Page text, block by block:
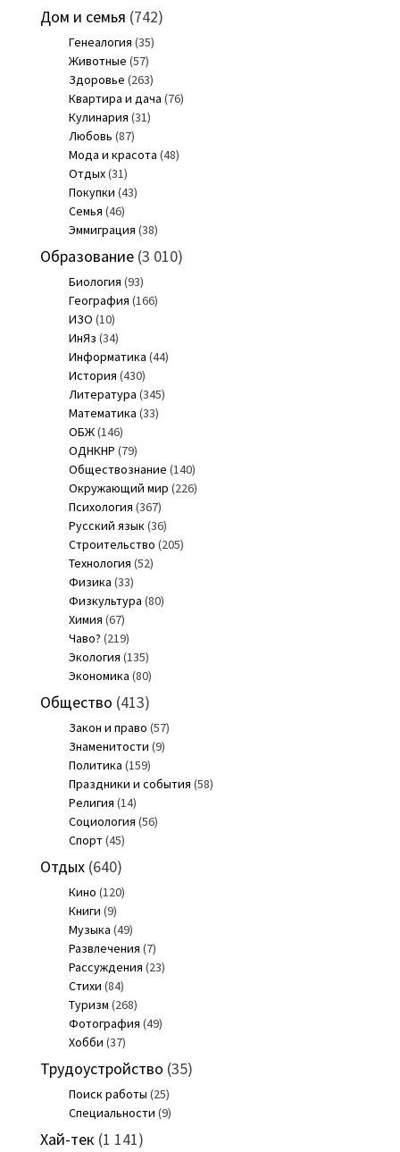
Дом и семья (742)
Генеалогия (35)
Животные (57)
Здоровье (263)
Квартира и дача (76)
Кулинария (31)
Любовь (87)
Мода и красота (48)
Отдых(31)
Покупки (43)
Семья (46)
Эммиграция (38)
Образование(3 010)
Биология (93)
География (166)
ИЗО (10)
ИнЯз (34)
Информатика (44)
История (430)
Литература (345)
Математика (33)
ОБЖ(146)
ОДНКНР (79)
Обществознание (140)
Окружающий мир (226)
Психология (367)
Русский язык(36)
Строительство (205)
Технология (52)
Физика (33)
Физкультура (80)
Химия (67)
Чаво? (219)
Экология (135)
Экономика (80)
Общество (413)
Закон и право (57)
Знаменитости (9)
Политика (159)
Праздники и события (58)
Религия (14)
Социология (56)
Спорт(45)
Отдых(640)
Кино (120)
Книги (9)
Музыка (49)
Развлечения (7)
Рассуждения (23)
Стихи (84)
Туризм (268)
Фотография (49)
Хобби (37)
Трудоустройство (35)
Поиск работы (25)
Специальности (9)
Хай-тек (1 141)